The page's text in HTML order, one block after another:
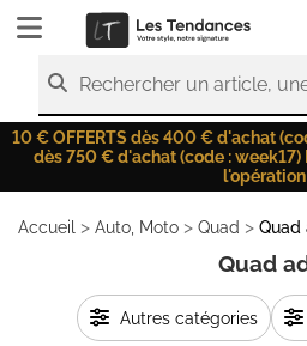
LesTendances.fr
Rechercher un article,
10 € OFFERTS dès 400 € d'achat
dès 750 € d'achat (code :
l'opération
Accueil > Auto, Moto > Quad > Quad
Quad
Autres catégories